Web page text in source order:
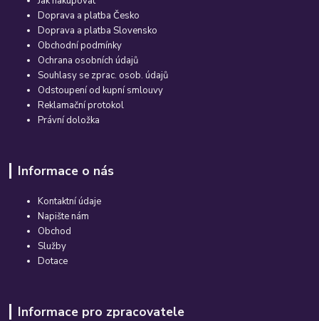
Doprava a platba Česko
Doprava a platba Slovensko
Obchodní podmínky
Ochrana osobních údajů
Souhlasy se zprac. osob. údajů
Odstoupení od kupní smlouvy
Reklamační protokol
Právní doložka
Informace o nás
Kontaktní údaje
Napište nám
Obchod
Služby
Dotace
Informace pro zpracovatele